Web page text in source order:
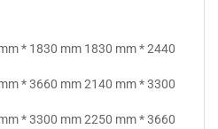
* 1830 mm 1830 mm * 2440
* 3660 mm 2140 mm * 3300
* 3300 mm 2250 mm * 3660